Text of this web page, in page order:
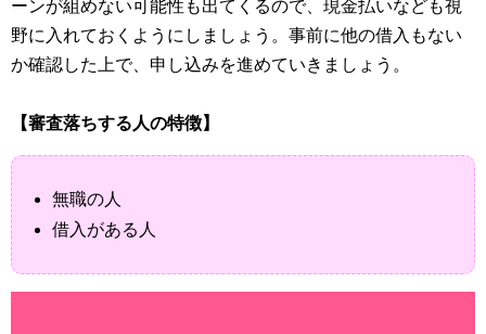
ーンが組めない可能性も出てくるので、現金払いなども視
野に入れておくようにしましょう。事前に他の借入もない
か確認した上で、申し込みを進めていきましょう。
【審査落ちする人の特徴】
無職の人
借入がある人